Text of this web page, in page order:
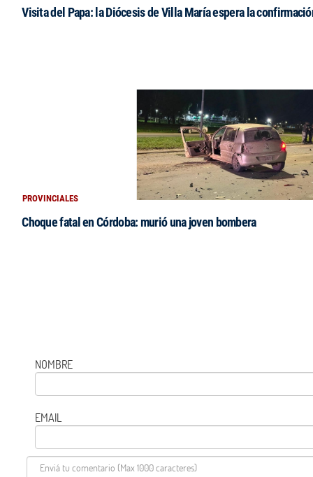
Visita del Papa: la Diócesis de Villa María espera la
PROVINCIALES
Choque fatal en Córdoba: murió una joven bombera
NOMBRE
EMAIL